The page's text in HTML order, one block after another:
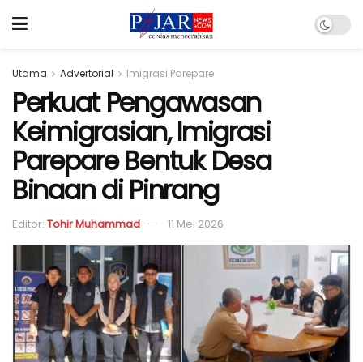
Utama Advertorial Imigrasi Parepare
Perkuat Pengawasan
Keimigrasian, Imigrasi
Parepare Bentuk Desa
Binaan di Pinrang
Editor: Tohir Muhammad 11 Mei 2026